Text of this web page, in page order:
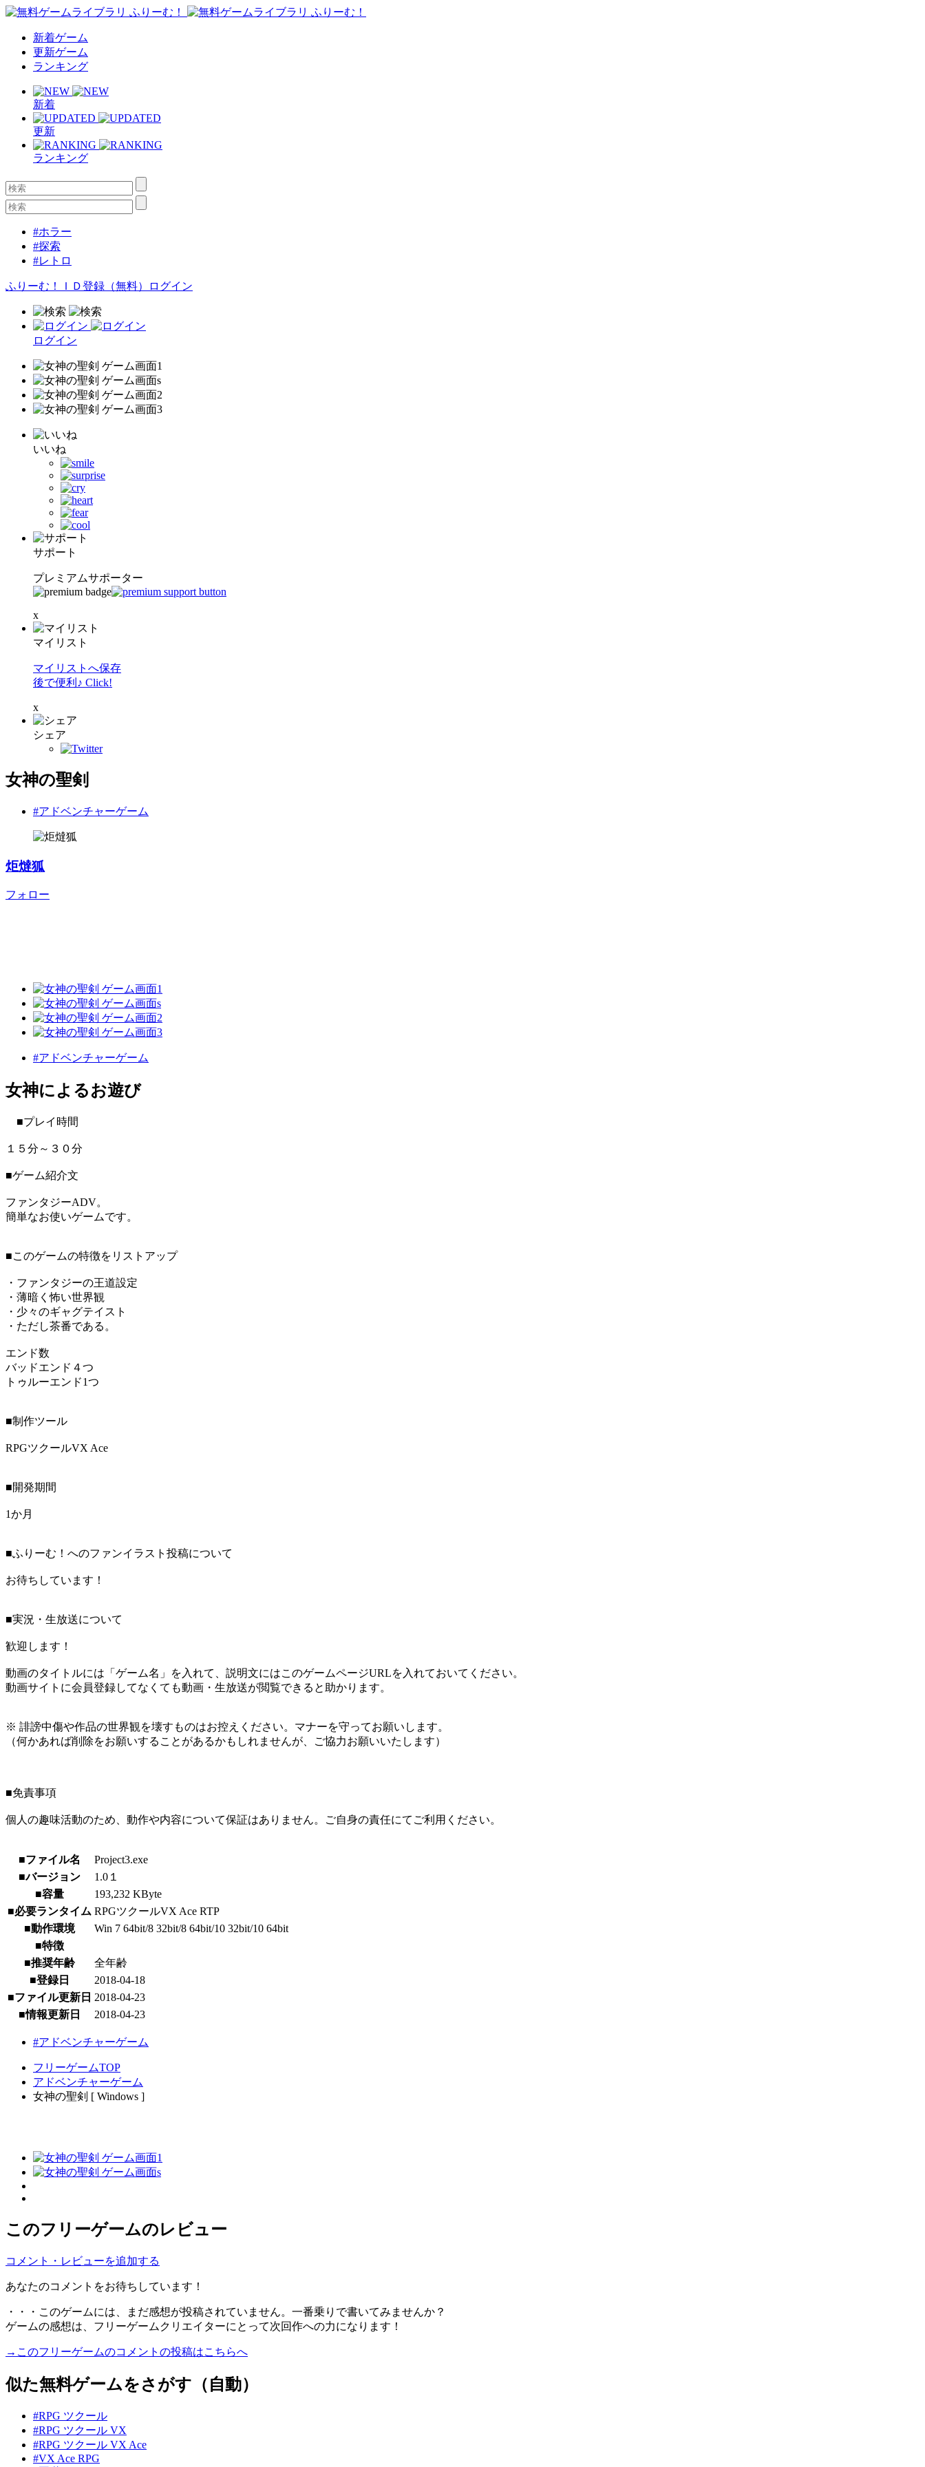
新着ゲーム
更新ゲーム
ランキング
新着
更新
ランキング
#ホラー
#探索
#レトロ
ふりーむ！ＩＤ登録（無料） ログイン
ログイン
いいね
サポート
プレミアムサポーター
x
マイリスト
マイリストへ保存
後で便利♪ Click!
x
シェア
女神の聖剣
#アドベンチャーゲーム
炬燵狐
フォロー
#アドベンチャーゲーム
女神によるお遊び
■プレイ時間
１５分～３０分
■ゲーム紹介文
ファンタジーADV。
簡単なお使いゲームです。
■このゲームの特徴をリストアップ
・ファンタジーの王道設定
・薄暗く怖い世界観
・少々のギャグテイスト
・ただし茶番である。
エンド数
バッドエンド４つ
トゥルーエンド1つ
■制作ツール
RPGツクールVX Ace
■開発期間
1か月
■ふりーむ！へのファンイラスト投稿について
お待ちしています！
■実況・生放送について
歓迎します！
動画のタイトルには「ゲーム名」を入れて、説明文にはこのゲームページURLを入れておいてください。
動画サイトに会員登録してなくても動画・生放送が閲覧できると助かります。
※ 誹謗中傷や作品の世界観を壊すものはお控えください。マナーを守ってお願いします。
（何かあれば削除をお願いすることがあるかもしれませんが、ご協力お願いいたします）
■免責事項
個人の趣味活動のため、動作や内容について保証はありません。ご自身の責任にてご利用ください。
■ファイル名
Project3.exe
■バージョン
1.0１
■容量
193,232 KByte
■必要ランタイム RPGツクールVX Ace RTP
■動作環境
Win 7 64bit/8 32bit/8 64bit/10 32bit/10 64bit
■特徴
■推奨年齢
全年齢
■登録日
2018-04-18
■ファイル更新日 2018-04-23
■情報更新日
2018-04-23
#アドベンチャーゲーム
フリーゲームTOP
アドベンチャーゲーム
女神の聖剣 [ Windows ]
このフリーゲームのレビュー
コメント・レビューを追加する
あなたのコメントをお待ちしています！
・・・このゲームには、まだ感想が投稿されていません。一番乗りで書いてみませんか？
ゲームの感想は、フリーゲームクリエイターにとって次回作への力になります！
→このフリーゲームのコメントの投稿はこちらへ
似た無料ゲームをさがす（自動）
#RPG ツクール
#RPG ツクール VX
#RPG ツクール VX Ace
#VX Ace RPG